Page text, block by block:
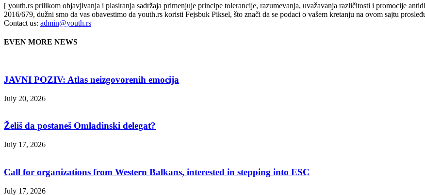
[ youth.rs prilikom objavjivanja i plasiranja sadržaja primenjuje principe tolerancije, razumevanja, uvažavanja različitosti i promocije
2016/679, dužni smo da vas obavestimo da youth.rs koristi Fejsbuk Piksel, što znači da se podaci o vašem kretanju na ovom sajtu
Contact us: admin@youth.rs
EVEN MORE NEWS
JAVNI POZIV: Atlas neizgovorenih emocija
July 20, 2026
Želiš da postaneš Omladinski delegat?
July 17, 2026
Call for organizations from Western Balkans, interested in stepping into ESC
July 17, 2026